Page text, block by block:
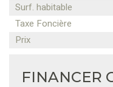
Surf. habitable
Taxe Foncière
Prix
FINANCER